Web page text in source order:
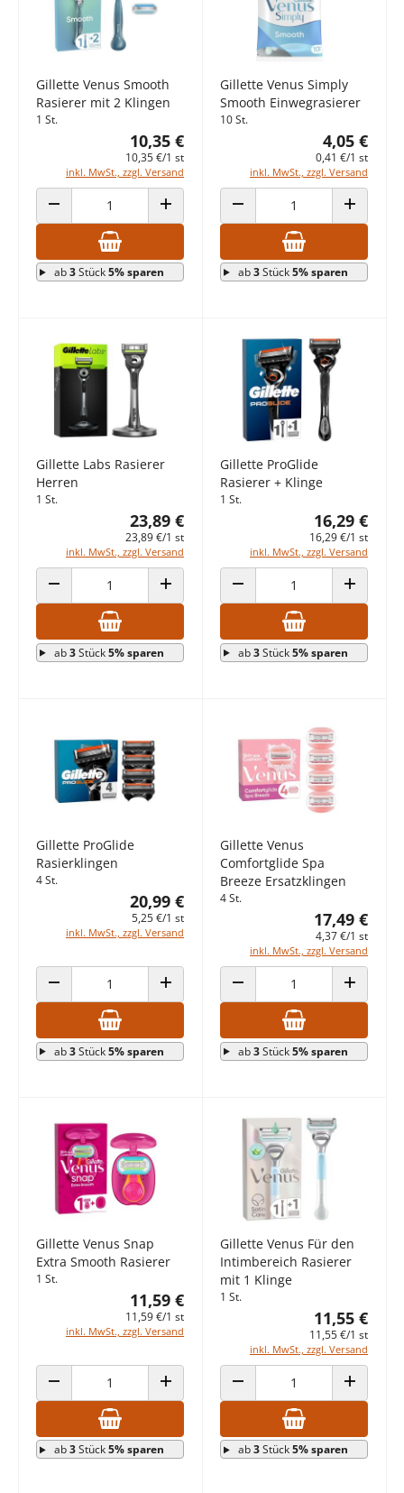
Gillette Venus Smooth
Rasierer mit 2 Klingen
1 St.
10,35 €
10,35 €/1 st
inkl. MwSt., zzgl. Versand
ANZAHL VERRINGERN ANZAHL ERHÖHEN
ab3Stück5% sparen
Gillette Venus Simply
Smooth Einwegrasierer
10 St.
4,05 €
0,41 €/1 st
inkl. MwSt., zzgl. Versand
ANZAHL VERRINGERN ANZAHL
ab3Stück5% sparen
Gillette Labs Rasierer
Herren
1 St.
23,89 €
23,89 €/1 st
inkl. MwSt., zzgl. Versand
ANZAHL VERRINGERN ANZAHL ERHÖHEN
ab3Stück5% sparen
Gillette ProGlide
Rasierer + Klinge
1 St.
16,29 €
16,29 €/1 st
inkl. MwSt., zzgl. Versand
ANZAHL VERRINGERN ANZAHL
ab3Stück5% sparen
Gillette ProGlide
Rasierklingen
4 St.
20,99 €
5,25 €/1 st
inkl. MwSt., zzgl. Versand
ANZAHL VERRINGERN ANZAHL ERHÖHEN
ab3Stück5% sparen
Gillette Venus
Comfortglide Spa
Breeze Ersatzklingen
4 St.
17,49 €
4,37 €/1 st
inkl. MwSt., zzgl. Versand
ANZAHL VERRINGERN ANZAHL
ab3Stück5% sparen
Gillette Venus Snap
Extra Smooth Rasierer
1 St.
11,59 €
11,59 €/1 st
inkl. MwSt., zzgl. Versand
ANZAHL VERRINGERN ANZAHL ERHÖHEN
ab3Stück5% sparen
Gillette Venus Für den
Intimbereich Rasierer
mit 1 Klinge
1 St.
11,55 €
11,55 €/1 st
inkl. MwSt., zzgl. Versand
ANZAHL VERRINGERN ANZAHL
ab3Stück5% sparen